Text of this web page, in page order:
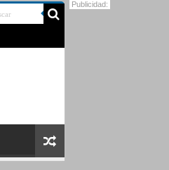
Publicidad: